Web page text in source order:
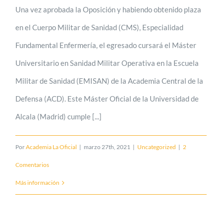
Una vez aprobada la Oposición y habiendo obtenido plaza
en el Cuerpo Militar de Sanidad (CMS), Especialidad
Fundamental Enfermería, el egresado cursará el Máster
Universitario en Sanidad Militar Operativa en la Escuela
Militar de Sanidad (EMISAN) de la Academia Central de la
Defensa (ACD). Este Máster Oficial de la Universidad de
Alcala (Madrid) cumple [...]
PorAcademia La Oficial | marzo 27th, 2021 | Uncategorized | 2
Comentarios
Más información